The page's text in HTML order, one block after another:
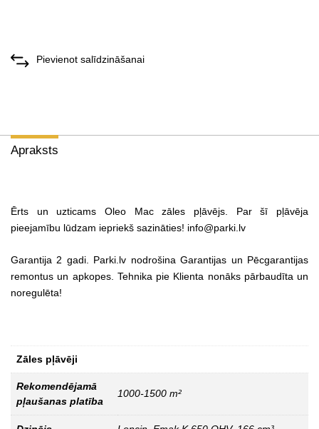
Pievienot salīdzināšanai
Apraksts
Ērts un uzticams Oleo Mac zāles pļāvējs. Par šī pļāvēja
pieejamību lūdzam iepriekš sazināties! info@parki.lv
Garantija 2 gadi. Parki.lv nodrošina Garantijas un Pēcgarantijas
remontus un apkopes. Tehnika pie Klienta nonāks pārbaudīta un
noregulēta!
Zāles pļāvēji
Rekomendējamā
pļaušanas platība
1000-1500 m²